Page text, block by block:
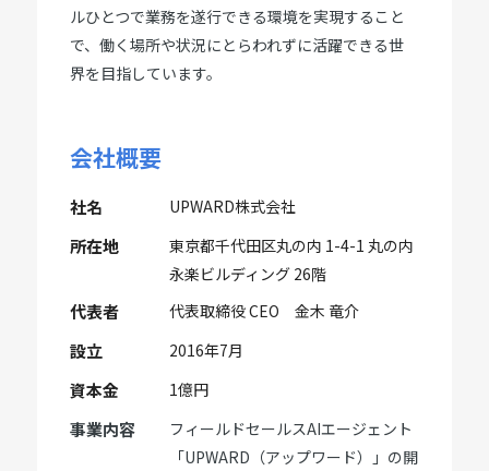
ルひとつで業務を遂行できる環境を実現すること
で、働く場所や状況にとらわれずに活躍できる世
界を目指しています。
会社概要
社名 UPWARD株式会社
所在地
東京都千代田区丸の内 1-4-1 丸の内
永楽ビルディング 26階
代表者 代表取締役 CEO 金木 竜介
設立 2016年7月
資本金 1億円
事業内容
フィールドセールスAIエージェント
「UPWARD（アップワード）」の開